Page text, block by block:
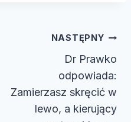
NASTĘPNY
Dr Prawko
odpowiada:
Zamierzasz skręcić w
lewo, a kierujący